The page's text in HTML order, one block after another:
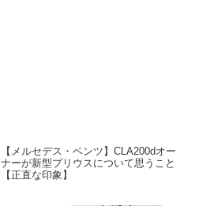
【メルセデス・ベンツ】CLA200dオー
ナーが新型プリウスについて思うこと
【正直な印象】